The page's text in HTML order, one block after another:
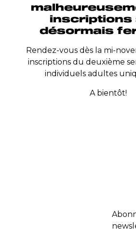
inscriptions
désormais
Rendez-vous dès la mi-
inscriptions du deuxième
individuels adultes
A bientôt!